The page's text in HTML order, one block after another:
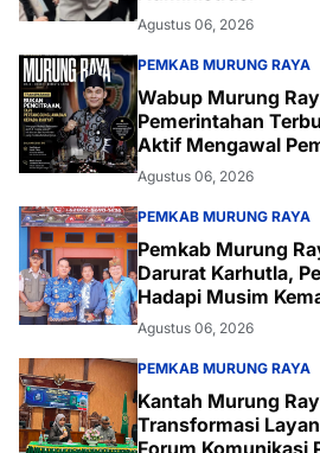
Agustus 06, 2026
PEMKAB MURUNG RAYA
Wabup Murung
Pemerintahan
Aktif Mengawal
Agustus 06, 2026
PEMKAB MURUNG RAYA
Pemkab Murung
Darurat Karhutla,
Hadapi Musim
Agustus 06, 2026
PEMKAB MURUNG RAYA
Kantah Murung
Transformasi
Forum Komunikasi